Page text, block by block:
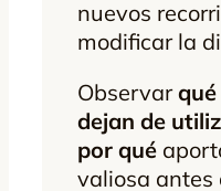
nuevos
modificar la
Observar
dejan de
por qué
valiosa antes